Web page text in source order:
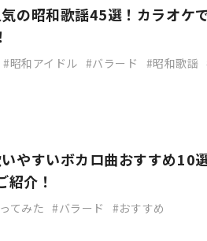
の昭和歌謡45選！カラオケ
昭和アイドル バラード 昭和歌謡
やすいボカロ曲おすすめ10
紹介！
てみた バラード おすすめ